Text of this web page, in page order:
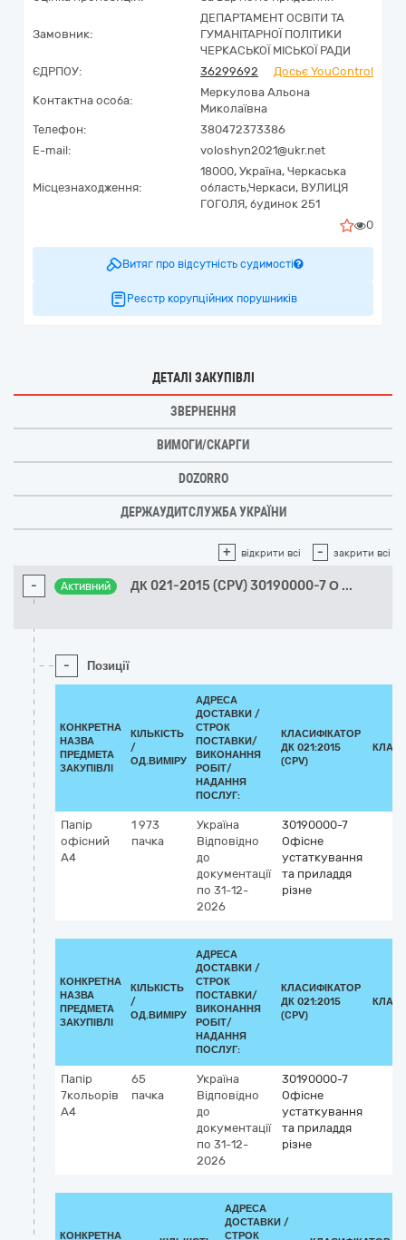
Замовник:
ДЕПАРТАМЕНТ ОСВІТИ ТА
ГУМАНІТАРНОЇ ПОЛІТИКИ
ЧЕРКАСЬКОЇ МІСЬКОЇ РАДИ
ЄДРПОУ:
36299692 Досьє YouControl
Контактна особа:
Меркулова Альона
Миколаївна
Телефон:
380472373386
E-mail:
voloshyn2021@ukr.net
Місцезнаходження:
18000, Україна, Черкаська
область,Черкаси, ВУЛИЦЯ
ГОГОЛЯ, будинок 251
0
Витяг про відсутність судимості
Реєстр корупційних порушників
ДЕТАЛІ ЗАКУПІВЛІ
ЗВЕРНЕННЯ
ВИМОГИ/СКАРГИ
DOZORRO
ДЕРЖАУДИТСЛУЖБА УКРАЇНИ
+ відкрити всі - закрити всі
- Активний ДК 021-2015 (CPV) 30190000-7 О ...
- Позиції
КОНКРЕТНА
НАЗВА
ПРЕДМЕТА
ЗАКУПІВЛІ
КІЛЬКІСТЬ
/
ОД.ВИМІРУ
АДРЕСА
ДОСТАВКИ /
СТРОК
ПОСТАВКИ/
ВИКОНАННЯ
РОБІТ/
НАДАННЯ
ПОСЛУГ:
КЛАСИФІКАТОР
ДК 021:2015
(CPV)
Папір
офісний
А4
1 973
пачка
Україна
Відповідно
до
документації
по 31-12-
2026
30190000-7
Офісне
устаткування
та приладдя
різне
КОНКРЕТНА
НАЗВА
ПРЕДМЕТА
ЗАКУПІВЛІ
КІЛЬКІСТЬ
/
ОД.ВИМІРУ
АДРЕСА
ДОСТАВКИ /
СТРОК
ПОСТАВКИ/
ВИКОНАННЯ
РОБІТ/
НАДАННЯ
ПОСЛУГ:
КЛАСИФІКАТОР
ДК 021:2015
(CPV)
Папір
7кольорів
А4
65
пачка
Україна
Відповідно
до
документації
по 31-12-
2026
30190000-7
Офісне
устаткування
та приладдя
різне
КОНКРЕТНА
АДРЕСА
ДОСТАВКИ /
СТРОК